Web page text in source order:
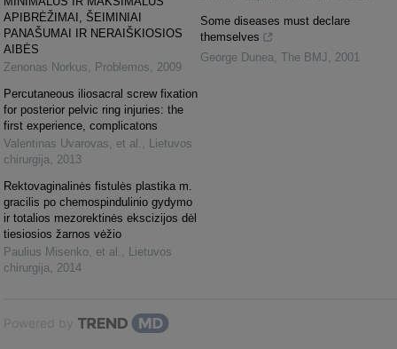
APIBRĖŽIMAI, ŠEIMINIAI
PANAŠUMAI IR NERAIŠKIOSIOS
AIBĖS
Zenonas Norkus, Problemos, 2009
Percutaneous iliosacral screw fixation
for posterior pelvic ring injuries: the
first experience, complicatons
Valentinas Uvarovas, et al. , Lietuvos
chirurgija, 2013
Rektovaginalinės fistulės plastika m.
gracilis po chemospindulinio gydymo
ir totalios mezorektinės ekscizijos dėl
tiesiosios žarnos vėžio
Paulius Misenko, et al. , Lietuvos
chirurgija, 2014
Some diseases must declare
themselves
George Dunea, The BMJ, 2001
Powered by